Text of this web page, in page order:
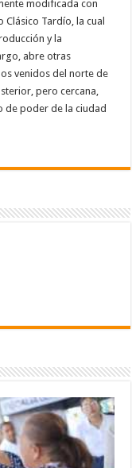
modificada con
Tardío, la cual
y la
abre otras
venidos del norte de
pero cercana,
de poder de la ciudad